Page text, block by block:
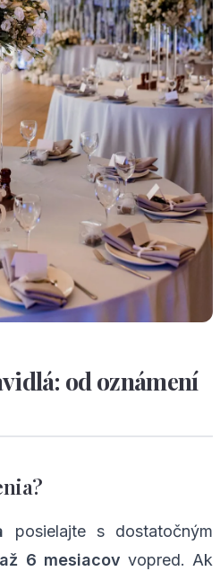
od oznámení
posielajte s dostatočným
6 mesiacov vopred. Ak